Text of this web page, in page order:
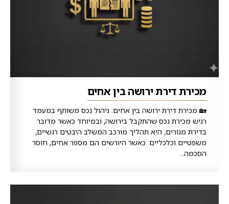
מכירת דירת ירושה בין אחים
🏡 מכירת דירת ירושה בין אחים: ניהול נכס משותף במעמד
רגיש מכירת נכס שהתקבל בירושה, ובמיוחד כאשר מדובר
בדירת מגורים, היא תהליך מורכב המשלב היבטים רגשיים,
משפטיים וכלכליים. כאשר היורשים הם מספר אחים, חוסר
הסכמה...